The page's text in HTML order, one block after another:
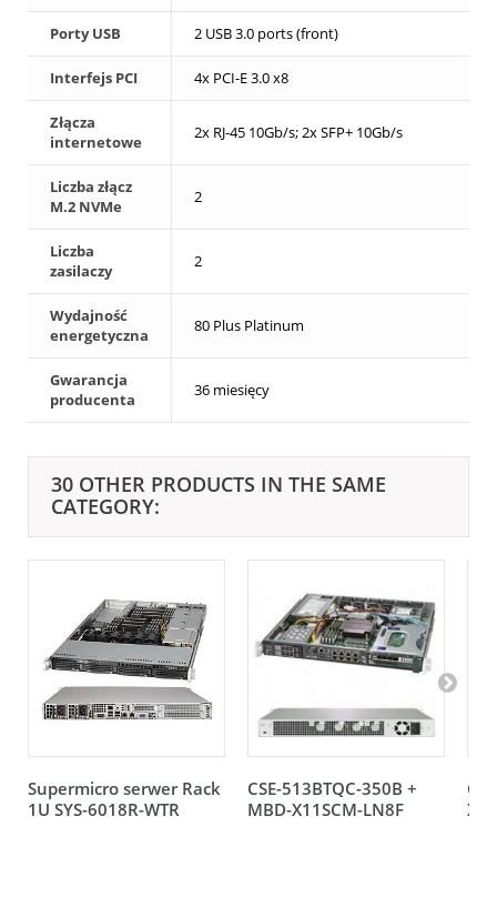
Porty USB 2 USB 3.0 ports (front)
Interfejs PCI 4x PCI-E 3.0 x8
Złącza
internetowe
2x RJ-45 10Gb/s; 2x SFP+ 10Gb/s
Liczba złącz
M.2 NVMe
2
Liczba
zasilaczy
2
Wydajność
energetyczna
80 Plus Platinum
Gwarancja
producenta
36 miesięcy
30 OTHER PRODUCTS IN THE SAME
CATEGORY:
Supermicro serwer Rack
1U SYS-6018R-WTR
CSE-513BTQC-350B +
MBD-X11SCM-LN8F